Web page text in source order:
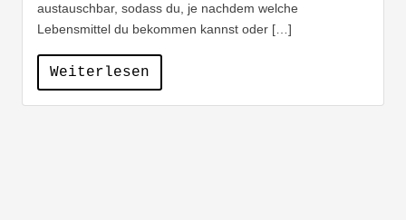
austauschbar, sodass du, je nachdem welche
Lebensmittel du bekommen kannst oder […]
Weiterlesen